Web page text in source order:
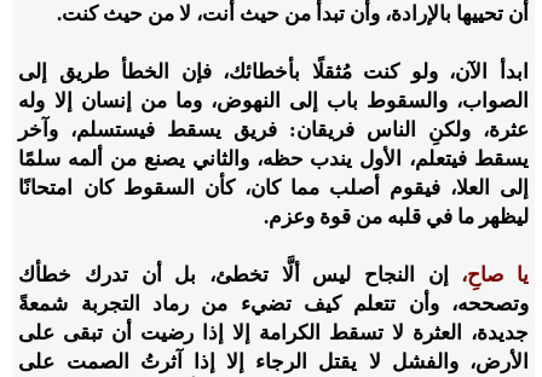
أن تحييها بالإرادة، وأن تبدأ من حيث أنت، لا من حيث كنت.
ابدأ الآن، ولو كنت مُثقلًا بأخطائك، فإن الخطأ طريق إلى
الصواب، والسقوط باب إلى النهوض، وما من إنسان إلا وله
عثرة، ولكنِ الناس فريقان: فريق يسقط فيستسلم، وآخر
يسقط فيتعلم، الأول يندب حظه، والثاني يصنع من ألمه سلمًا
إلى العلا، فيقوم أصلب مما كان، كأن السقوط كان امتحانًا
ليظهر ما في قلبه من قوة وعزم.
يا صاحِ، إن النجاح ليس ألَّا تخطئ، بل أن تدرك خطأك
وتصححه، وأن تتعلم كيف تضيء من رماد التجربة شمعةً
جديدة، العثرة لا تسقط الكرامة إلا إذا رضيت أن تبقى على
الأرض، والفشل لا يقتل الرجاء إلا إذا آثرتُ الصمت على